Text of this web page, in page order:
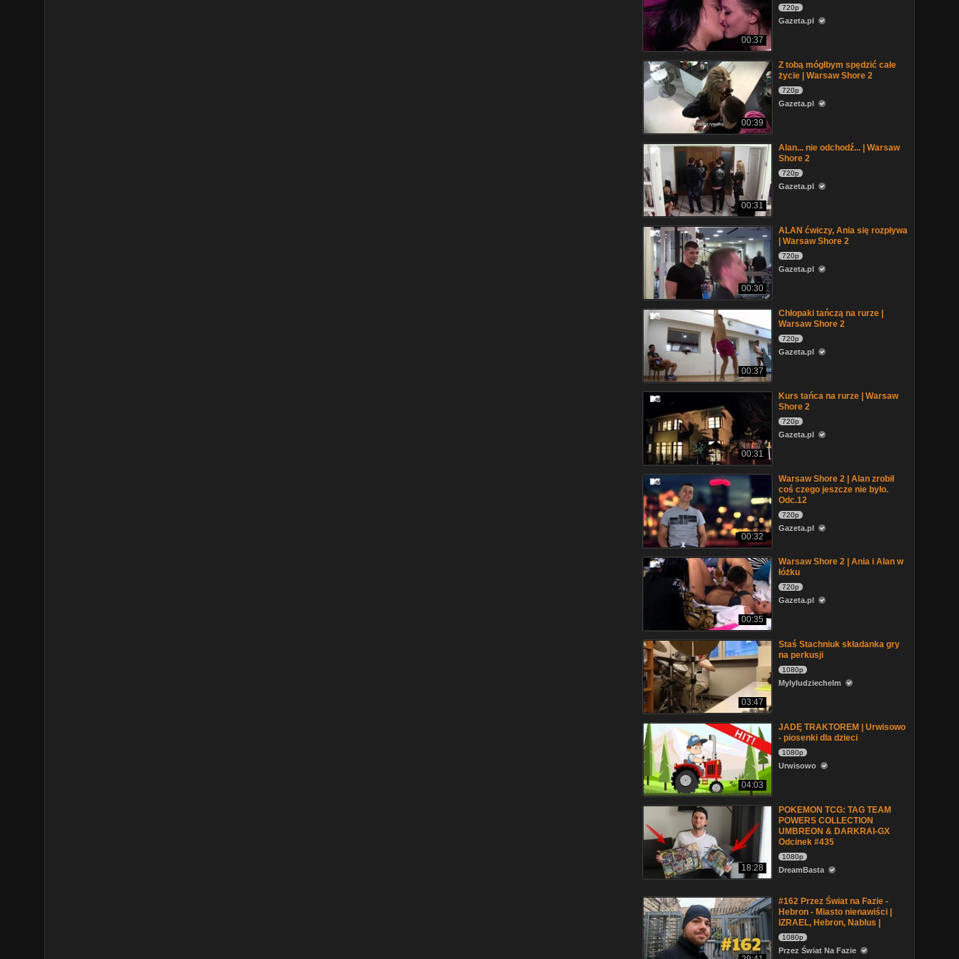
00:37
720p
Gazeta.pl
00:39
Z tobą mógłbym spędzić całe
życie | Warsaw Shore 2
720p
Gazeta.pl
00:31
Alan... nie odchodź... | Warsaw
Shore 2
720p
Gazeta.pl
00:30
ALAN ćwiczy, Ania się rozpływa
| Warsaw Shore 2
720p
Gazeta.pl
00:37
Chłopaki tańczą na rurze |
Warsaw Shore 2
720p
Gazeta.pl
00:31
Kurs tańca na rurze | Warsaw
Shore 2
720p
Gazeta.pl
00:32
Warsaw Shore 2 | Alan zrobił
coś czego jeszcze nie było.
Odc.12
720p
Gazeta.pl
00:35
Warsaw Shore 2 | Ania i Alan w
łóżku
720p
Gazeta.pl
03:47
Staś Stachniuk składanka gry
na perkusji
1080p
Mylyludziechelm
04:03
JADĘ TRAKTOREM | Urwisowo
- piosenki dla dzieci
1080p
Urwisowo
18:28
POKEMON TCG: TAG TEAM
POWERS COLLECTION
UMBREON & DARKRAI-GX
Odcinek #435
1080p
DreamBasta
#162 Przez Świat na Fazie -
Hebron - Miasto nienawiści |
IZRAEL, Hebron, Nablus |
1080p
Przez Świat Na Fazie